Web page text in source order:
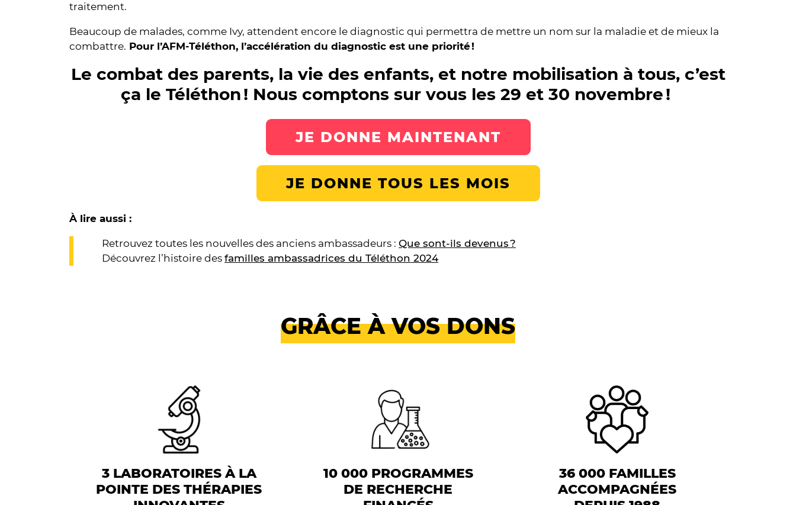
traitement.
Beaucoup de malades, comme Ivy, attendent encore le diagnostic qui permettra de mettre un nom sur la maladie et de mieux la
combattre. Pour l’AFM-Téléthon, l’accélération du diagnostic est une priorité !
Le combat des parents, la vie des enfants, et notre mobilisation à tous, c’est
ça le Téléthon ! Nous comptons sur vous les 29 et 30 novembre !
JE DONNE MAINTENANT
JE DONNE TOUS LES MOIS
À lire aussi :
Retrouvez toutes les nouvelles des anciens ambassadeurs : Que sont-ils devenus ?
Découvrez l’histoire des familles ambassadrices du Téléthon 2024
GRÂCE À VOS DONS
3 LABORATOIRES À LA
POINTE DES THÉRAPIES
10 000 PROGRAMMES
DE RECHERCHE
36 000 FAMILLES
ACCOMPAGNÉES